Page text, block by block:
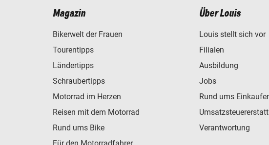
Magazin
Bikerwelt der Frauen
Tourentipps
Ländertipps
Schraubertipps
Motorrad im Herzen
Reisen mit dem Motorrad
Rund ums Bike
Über Louis
Louis stellt sich vor
Filialen
Ausbildung
Jobs
Rund ums
Verantwortung